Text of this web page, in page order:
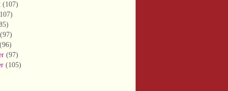
(107)
(97)
(96)
(97)
(105)